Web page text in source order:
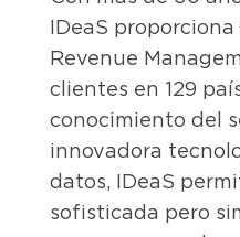
IDeaS
Revenue
clientes en 129
conocimiento del
innovadora
datos, IDeaS
sofisticada pero